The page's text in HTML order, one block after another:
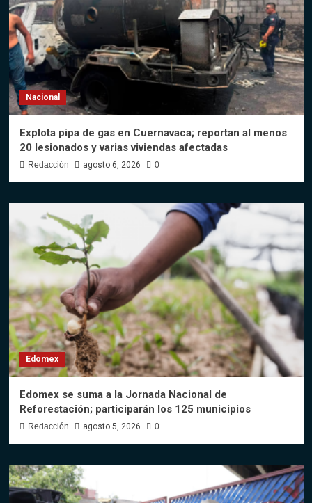
Nacional
Explota pipa de gas en Cuernavaca; reportan al menos
20 lesionados y varias viviendas afectadas
Redacción agosto 6, 2026 0
Edomex
Edomex se suma a la Jornada Nacional de
Reforestación; participarán los 125 municipios
Redacción agosto 5, 2026 0